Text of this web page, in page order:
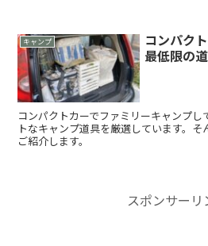
キャンプ
コンパク
最低限の
コンパクトカーでファミリーキャンプ
トなキャンプ道具を厳選しています。
ご紹介します。
スポンサーリ